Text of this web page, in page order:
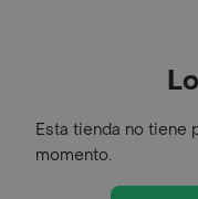
Esta tienda no tiene
momento.